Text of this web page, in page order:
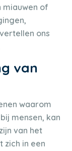
miauwen of
ons
van
waarom
mensen, kan
van het
zich in een